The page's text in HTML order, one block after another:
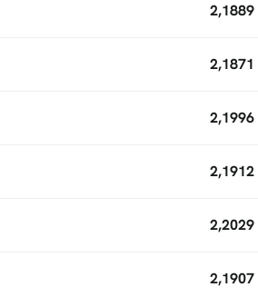
2,1889
2,1871
2,1996
2,1912
2,2029
2,1907